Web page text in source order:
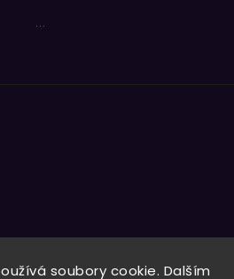
soubory cookie. Dalším
...